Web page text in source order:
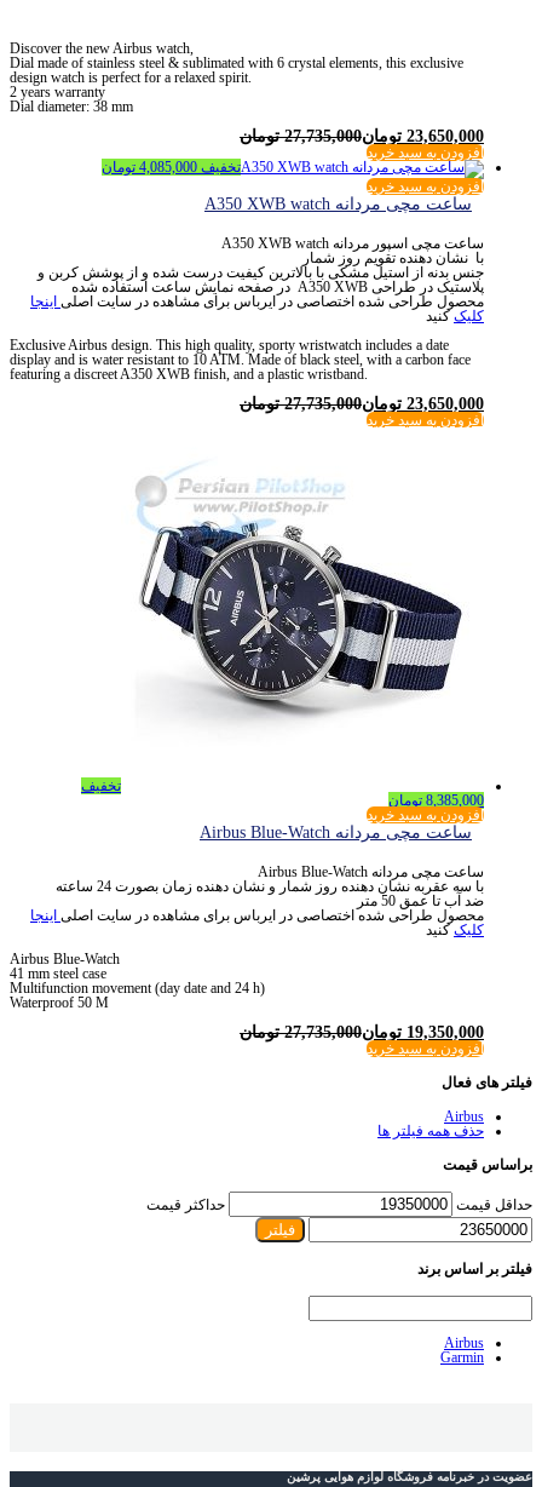
Discover the new Airbus watch,
Dial made of stainless steel & sublimated with 6 crystal elements, this exclusive
design watch is perfect for a relaxed spirit.
2 years warranty
Dial diameter: 38 mm
23,650,000 تومان27,735,000 تومان
افزودن به سبد خرید
تخفیف 4,085,000 تومان
افزودن به سبد خرید
ساعت مچی مردانه A350 XWB watch
ساعت مچی اسپور مردانه A350 XWB watch
با نشان دهنده تقویم روز شمار
جنس بدنه از استیل مشکی با بالاترین کیفیت درست شده و از پوشش کربن و
پلاستیک در طراحی A350 XWB در صفحه نمایش ساعت استفاده شده
محصول طراحی شده اختصاصی در ایرباس برای مشاهده در سایت اصلی اینجا
کلیککنید
Exclusive Airbus design. This high quality, sporty wristwatch includes a date
display and is water resistant to 10 ATM. Made of black steel, with a carbon face
featuring a discreet A350 XWB finish, and a plastic wristband.
23,650,000 تومان27,735,000 تومان
افزودن به سبد خرید
تخفیف
8,385,000 تومان
افزودن به سبد خرید
ساعت مچی مردانه Airbus Blue-Watch
ساعت مچی مردانه Airbus Blue-Watch
با سه عقربه نشان دهنده روز شمار و نشان دهنده زمان بصورت 24 ساعته
ضد آب تا عمق 50 متر
محصول طراحی شده اختصاصی در ایرباس برای مشاهده در سایت اصلی اینجا
کلیککنید
Airbus Blue-Watch
41 mm steel case
Multifunction movement (day date and 24 h)
Waterproof 50 M
19,350,000 تومان27,735,000 تومان
افزودن به سبد خرید
فیلتر های فعال
Airbus
حذف همه فیلتر ها
براساس قیمت
حداقل قیمت حداکثر قیمت
فیلتر
فیلتر بر اساس برند
Airbus
Garmin
عضویت در خبرنامه فروشگاه لوازم هوایی پرشین